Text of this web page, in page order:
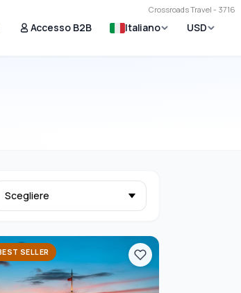
Crossroads Travel - 3716
Accesso B2B Italiano USD
SELLER